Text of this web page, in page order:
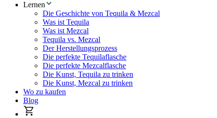
Lernen
Die Geschichte von Tequila & Mezcal
Was ist Tequila
Was ist Mezcal
Tequila vs. Mezcal
Der Herstellungsprozess
Die perfekte Tequilaflasche
Die perfekte Mezcalflasche
Die Kunst, Tequila zu trinken
Die Kunst, Mezcal zu trinken
Wo zu kaufen
Blog